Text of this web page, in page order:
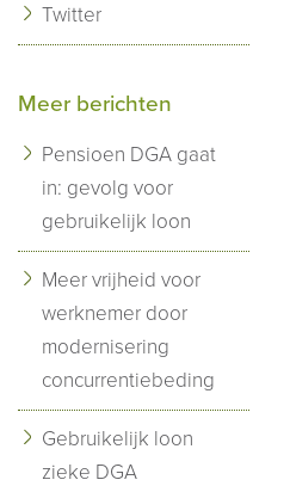
Twitter
Meer berichten
Pensioen DGA gaat
in: gevolg voor
gebruikelijk loon
Meer vrijheid voor
werknemer door
modernisering
concurrentiebeding
Gebruikelijk loon
zieke DGA